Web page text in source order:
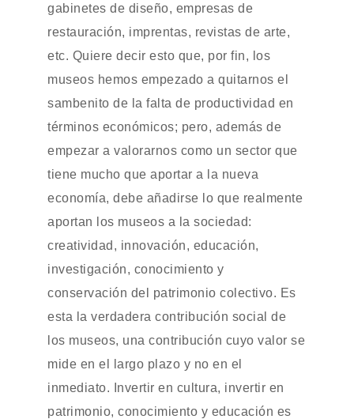
gabinetes de diseño, empresas de
restauración, imprentas, revistas de arte,
etc. Quiere decir esto que, por fin, los
museos hemos empezado a quitarnos el
sambenito de la falta de productividad en
términos económicos; pero, además de
empezar a valorarnos como un sector que
tiene mucho que aportar a la nueva
economía, debe añadirse lo que realmente
aportan los museos a la sociedad:
creatividad, innovación, educación,
investigación, conocimiento y
conservación del patrimonio colectivo. Es
esta la verdadera contribución social de
los museos, una contribución cuyo valor se
mide en el largo plazo y no en el
inmediato. Invertir en cultura, invertir en
patrimonio, conocimiento y educación es